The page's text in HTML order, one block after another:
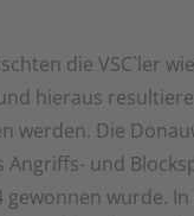
die VSC`ler
hieraus
werden. Die
und
wurde.